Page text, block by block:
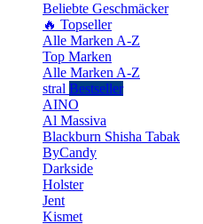
Beliebte Geschmäcker
🔥 Topseller
Alle Marken A-Z
Top Marken
Alle Marken A-Z
stral Bestseller
AINO
Al Massiva
Blackburn Shisha Tabak
ByCandy
Darkside
Holster
Jent
Kismet